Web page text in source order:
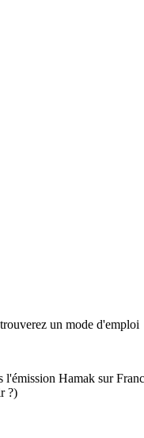
un mode
l'émission Hamak sur
?)